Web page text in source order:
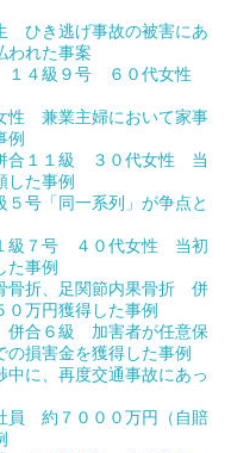
ひき逃げ事故の被害にあ
われた事案
１４級９号 ６０代女性
性 兼業主婦において家事
例
合１１級 ３０代女性 当
した事例
号「同一系列」が争点と
級７号 ４０代女性 当初
た事例
骨折、足関節内果骨折 併
万円獲得した事例
併合６級 加害者が任意保
の損害金を獲得した事例
中に、再度交通事故にあっ
員 約７０００万円（自賠